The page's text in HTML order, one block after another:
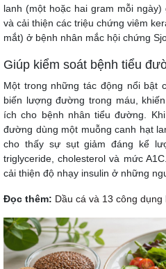
lanh (một hoặc hai gram mỗi
và cải thiện các triệu chứng viêm
mắt) ở bệnh nhân mắc hội chứng
Giúp kiểm soát bệnh tiểu
Một trong những tác động nổi bật
biến lượng đường trong máu,
ích cho bệnh nhân tiểu đường.
đường dùng một muỗng canh hạt
cho thấy sự sụt giảm đáng kể
triglyceride, cholesterol và mức
cải thiện độ nhạy insulin ở những
Đọc thêm: Dầu cá và 13 công